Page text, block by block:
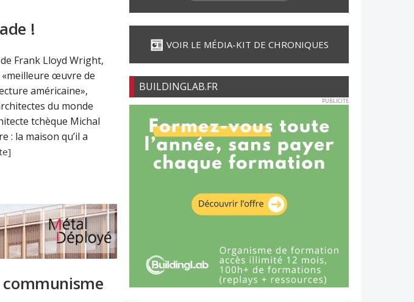
!
Frank Lloyd Wright,
«meilleure œuvre de
américaine»,
du monde
tchèque Michal
: la maison qu’il a
communisme
VOIR LE MÉDIA-KIT DE CHRONIQUES
BUILDINGLAB.FR
PUBLICITE